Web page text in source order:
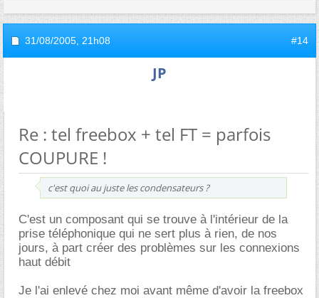
31/08/2005, 21h08 #14
JP
Re : tel freebox + tel FT = parfois
COUPURE !
c'est quoi au juste les condensateurs ?
C'est un composant qui se trouve à l'intérieur de la
prise téléphonique qui ne sert plus à rien, de nos
jours, à part créer des problèmes sur les connexions
haut débit
Je l'ai enlevé chez moi avant même d'avoir la freebox